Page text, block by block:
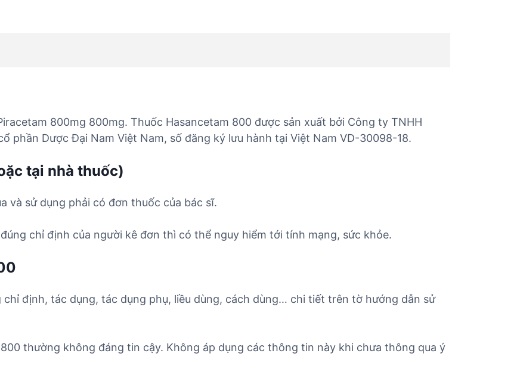
800mg 800mg. Thuốc Hasancetam 800 được sản xuất bởi Công ty TNHH
phần Dược Đại Nam Việt Nam, số đăng ký lưu hành tại Việt Nam VD-30098-18.
tại nhà thuốc)
và sử dụng phải có đơn thuốc của bác sĩ.
chỉ định của người kê đơn thì có thể nguy hiểm tới tính mạng, sức khỏe.
định, tác dụng, tác dụng phụ, liều dùng, cách dùng… chi tiết trên tờ hướng dẫn sử
thường không đáng tin cậy. Không áp dụng các thông tin này khi chưa thông qua ý